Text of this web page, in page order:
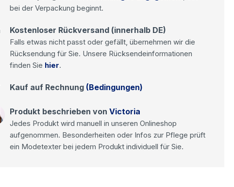
bei der Verpackung beginnt.
Kostenloser Rückversand (innerhalb DE)
Falls etwas nicht passt oder gefällt, übernehmen wir die
Rücksendung für Sie. Unsere Rücksendeinformationen
finden Sie hier.
Kauf auf Rechnung (Bedingungen)
Produkt beschrieben von Victoria
Jedes Produkt wird manuell in unseren Onlineshop
aufgenommen. Besonderheiten oder Infos zur Pflege prüft
ein Modetexter bei jedem Produkt individuell für Sie.